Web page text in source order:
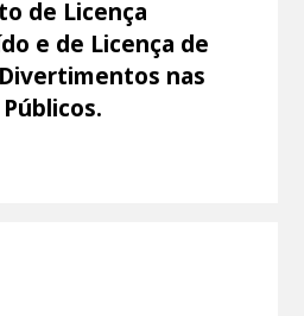
de Licença
e de Licença de
nas